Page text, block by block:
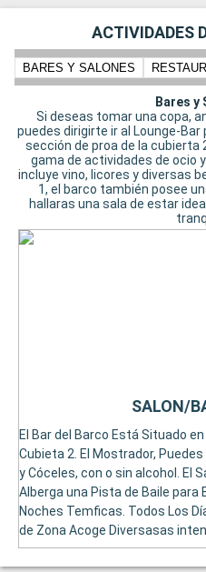
ACTIVIDADES
BARES Y SALONES
Bares y
Si deseas tomar una copa,
puedes dirigirte ir al Lounge-
sección de proa de la cubierta
gama de actividades de ocio
incluye vino, licores y diversas
1, el barco también posee
hallaras una sala de estar
El Bar del Barco Está Situado
Cubieta 2. El Mostrador,
y Cóceles, con o sin alcohol. El
Alberga una Pista de Baile para
Noches Temficas. Todos Los
de Zona Acoge Diversasas
SALON/